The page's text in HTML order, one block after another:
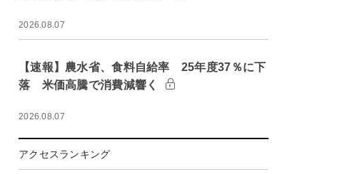
2026.08.07
【速報】農水省、食料自給率 25年度37％に下
落 米価高騰で消費減響く
2026.08.07
アクセスランキング